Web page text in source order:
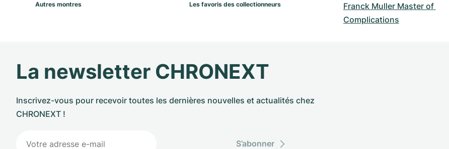
Autres montres Les favoris des collectionneurs
Franck Muller Master of
Complications
La newsletter CHRONEXT
Inscrivez-vous pour recevoir toutes les dernières nouvelles et actualités chez
CHRONEXT !
S’abonner